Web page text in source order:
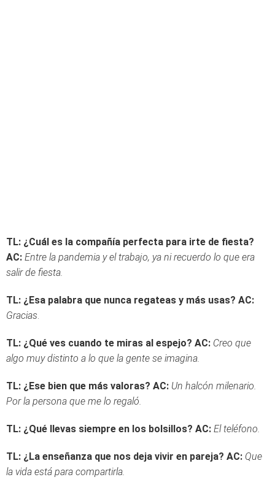
TL: ¿Cuál es la compañía perfecta para irte de fiesta?
AC: Entre la pandemia y el trabajo, ya ni recuerdo lo que era
salir de fiesta.
TL: ¿Esa palabra que nunca regateas y más usas? AC:
Gracias.
TL: ¿Qué ves cuando te miras al espejo? AC: Creo que
algo muy distinto a lo que la gente se imagina.
TL: ¿Ese bien que más valoras? AC: Un halcón milenario.
Por la persona que me lo regaló.
TL: ¿Qué llevas siempre en los bolsillos? AC: El teléfono.
TL: ¿La enseñanza que nos deja vivir en pareja? AC: Que
la vida está para compartirla.